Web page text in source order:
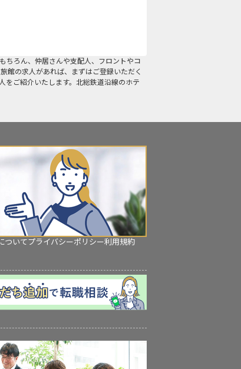
ちろん、仲居さんや支配人、フロントやコ
館の求人があれば、まずはご登録いただく
をご紹介いたします。北総鉄道沿線のホテ
ついてプライバシーポリシー利用規約